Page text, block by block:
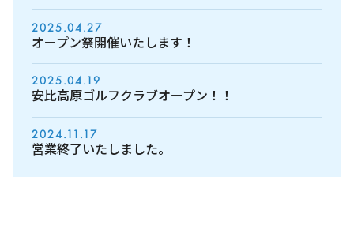
2025.04.27
オープン祭開催いたします！
2025.04.19
安比高原ゴルフクラブオープン！！
2024.11.17
営業終了いたしました。